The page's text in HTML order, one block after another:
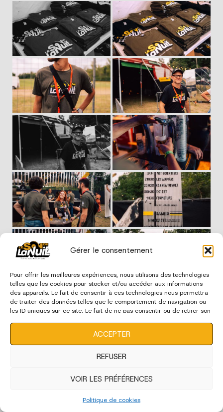
Gérer le consentement
Pour offrir les meilleures expériences, nous utilisons des technologies
telles que les cookies pour stocker et/ou accéder aux informations
des appareils. Le fait de consentir à ces technologies nous permettra
de traiter des données telles que le comportement de navigation ou
les ID uniques sur ce site. Le fait de ne pas consentir ou de retirer son
ACCEPTER
REFUSER
VOIR LES PRÉFÉRENCES
Politique de cookies